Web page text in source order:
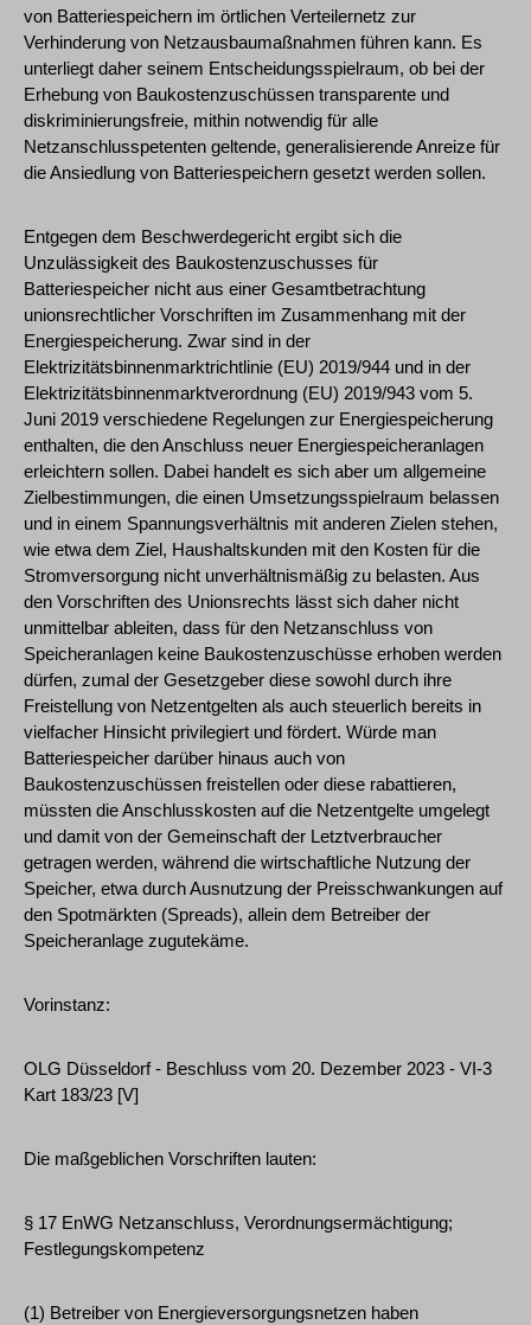
von Batteriespeichern im örtlichen Verteilernetz zur
Verhinderung von Netzausbaumaßnahmen führen kann. Es
unterliegt daher seinem Entscheidungsspielraum, ob bei der
Erhebung von Baukostenzuschüssen transparente und
diskriminierungsfreie, mithin notwendig für alle
Netzanschlusspetenten geltende, generalisierende Anreize für
die Ansiedlung von Batteriespeichern gesetzt werden sollen.
Entgegen dem Beschwerdegericht ergibt sich die
Unzulässigkeit des Baukostenzuschusses für
Batteriespeicher nicht aus einer Gesamtbetrachtung
unionsrechtlicher Vorschriften im Zusammenhang mit der
Energiespeicherung. Zwar sind in der
Elektrizitätsbinnenmarktrichtlinie (EU) 2019/944 und in der
Elektrizitätsbinnenmarktverordnung (EU) 2019/943 vom 5.
Juni 2019 verschiedene Regelungen zur Energiespeicherung
enthalten, die den Anschluss neuer Energiespeicheranlagen
erleichtern sollen. Dabei handelt es sich aber um allgemeine
Zielbestimmungen, die einen Umsetzungsspielraum belassen
und in einem Spannungsverhältnis mit anderen Zielen stehen,
wie etwa dem Ziel, Haushaltskunden mit den Kosten für die
Stromversorgung nicht unverhältnismäßig zu belasten. Aus
den Vorschriften des Unionsrechts lässt sich daher nicht
unmittelbar ableiten, dass für den Netzanschluss von
Speicheranlagen keine Baukostenzuschüsse erhoben werden
dürfen, zumal der Gesetzgeber diese sowohl durch ihre
Freistellung von Netzentgelten als auch steuerlich bereits in
vielfacher Hinsicht privilegiert und fördert. Würde man
Batteriespeicher darüber hinaus auch von
Baukostenzuschüssen freistellen oder diese rabattieren,
müssten die Anschlusskosten auf die Netzentgelte umgelegt
und damit von der Gemeinschaft der Letztverbraucher
getragen werden, während die wirtschaftliche Nutzung der
Speicher, etwa durch Ausnutzung der Preisschwankungen auf
den Spotmärkten (Spreads), allein dem Betreiber der
Speicheranlage zugutekäme.
Vorinstanz:
OLG Düsseldorf - Beschluss vom 20. Dezember 2023 - VI-3
Kart 183/23 [V]
Die maßgeblichen Vorschriften lauten:
§ 17 EnWG Netzanschluss, Verordnungsermächtigung;
Festlegungskompetenz
(1) Betreiber von Energieversorgungsnetzen haben